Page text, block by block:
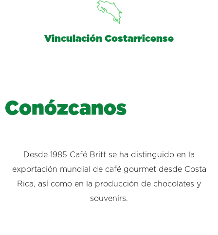
Vinculación Costarricense
Conózcanos
Desde 1985 Café Britt se ha distinguido en la
exportación mundial de café gourmet desde Costa
Rica, así como en la producción de chocolates y
souvenirs.